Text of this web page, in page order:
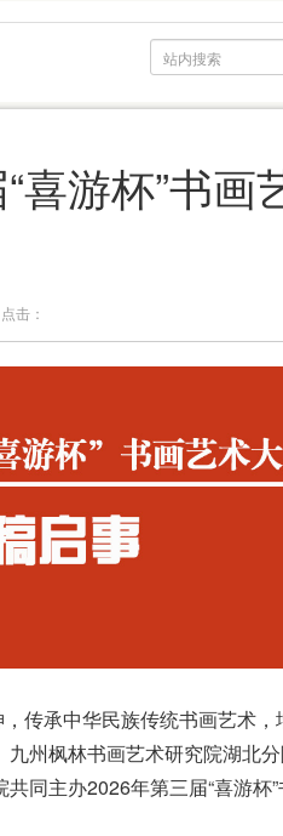
喜游杯”书画
击：
承中华民族传统书画艺术，
州枫林书画艺术研究院湖北
同主办2026年第三届“喜游杯”